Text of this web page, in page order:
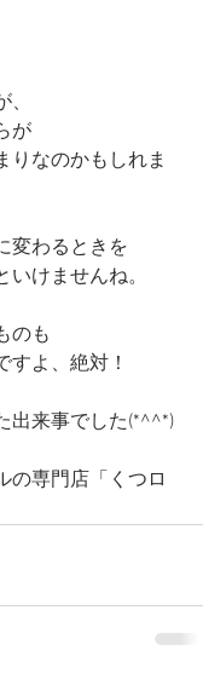
が
りなのかもしれま
変わるときを
いけませんね。
のも
すよ、絶対！
出来事でした(*^^*)
の専門店「くつロ